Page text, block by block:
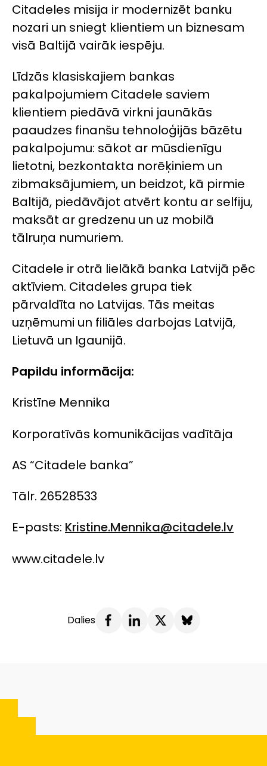
Citadeles misija ir modernizēt banku
nozari un sniegt klientiem un biznesam
visā Baltijā vairāk iespēju.
Līdzās klasiskajiem bankas
pakalpojumiem Citadele saviem
klientiem piedāvā virkni jaunākās
paaudzes finanšu tehnoloģijās bāzētu
pakalpojumu: sākot ar mūsdienīgu
lietotni, bezkontakta norēķiniem un
zibmaksājumiem, un beidzot, kā pirmie
Baltijā, piedāvājot atvērt kontu ar selfiju,
maksāt ar gredzenu un uz mobilā
tālruņa numuriem.
Citadele ir otrā lielākā banka Latvijā pēc
aktīviem. Citadeles grupa tiek
pārvaldīta no Latvijas. Tās meitas
uzņēmumi un filiāles darbojas Latvijā,
Lietuvā un Igaunijā.
Papildu informācija:
Kristīne Mennika
Korporatīvās komunikācijas vadītāja
AS “Citadele banka”
Tālr. 26528533
E-pasts: Kristine.Mennika@citadele.lv
www.citadele.lv
Dalies